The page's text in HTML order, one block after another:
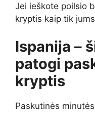
Jei ieškote poilsio
kryptis kaip tik
Ispanija –
patogi
kryptis
Paskutinės